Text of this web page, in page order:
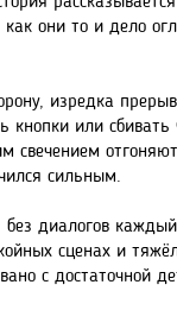
они то и дело
изредка
или сбивать
свечением
сильным.
без диалогов
сценах и
с достаточной